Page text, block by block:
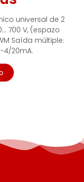
universal de 2
700 V, (espazo
Saída múltiple:
4/20mA.